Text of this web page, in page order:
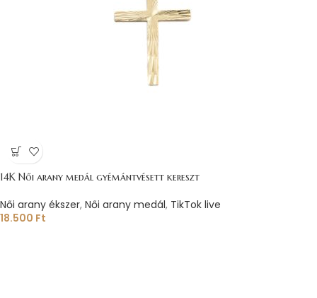
14K Női arany medál gyémántvésett kereszt
Női arany ékszer, Női arany medál, TikTok live
18.500 Ft